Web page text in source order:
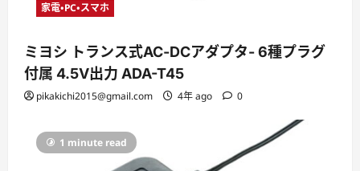
家電・PC・スマホ
ミヨシ トランス式AC‐DCアダプタ- 6種プラグ
付属 4.5V出力 ADA-T45
pikakichi2015@gmail.com 4年 ago 0
1 minute read